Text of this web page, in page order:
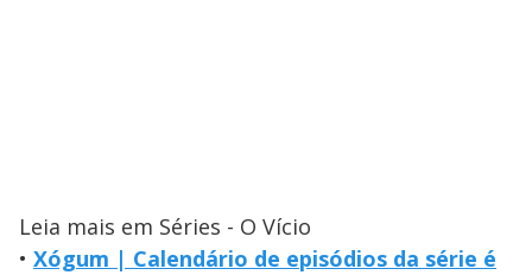
Leia mais em Séries - O Vício
• Xógum | Calendário de episódios da série é